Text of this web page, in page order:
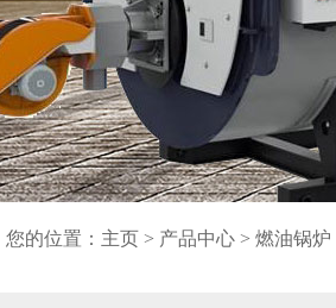
您的位置： 主页 > 产品中心 > 燃油锅炉